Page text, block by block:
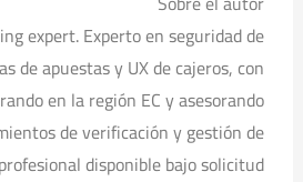
expert. Experto en seguridad de
de apuestas y UX de cajeros, con
en la región EC y asesorando
de verificación y gestión de
disponible bajo solicitud.